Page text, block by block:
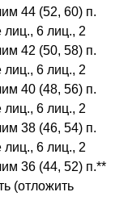
44 (52, 60) п.
6 лиц., 2
42 (50, 58) п.
6 лиц., 2
40 (48, 56) п.
6 лиц., 2
38 (46, 54) п.
6 лиц., 2
36 (44, 52) п.**
(отложить